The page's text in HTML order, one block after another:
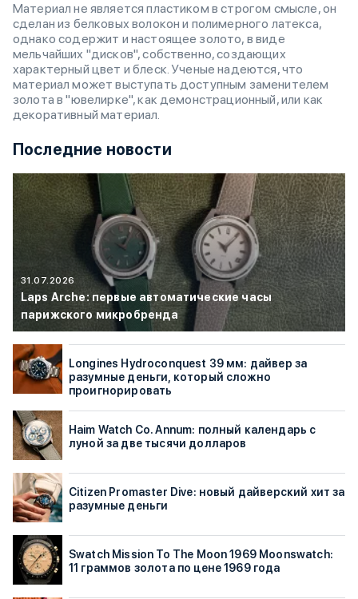
Материал не является пластиком в строгом смысле, он
сделан из белковых волокон и полимерного латекса,
однако содержит и настоящее золото, в виде
мельчайших "дисков", собственно, создающих
характерный цвет и блеск. Ученые надеются, что
материал может выступать доступным заменителем
золота в "ювелирке", как демонстрационный, или как
декоративный материал.
Последние новости
31.07.2026
Laps Arche: первые автоматические часы
парижского микробренда
Longines Hydroconquest 39 мм: дайвер за
разумные деньги, который сложно
проигнорировать
Haim Watch Co. Annum: полный календарь с
луной за две тысячи долларов
Citizen Promaster Dive: новый дайверский хит за
разумные деньги
Swatch Mission To The Moon 1969 Moonswatch:
11 граммов золота по цене 1969 года